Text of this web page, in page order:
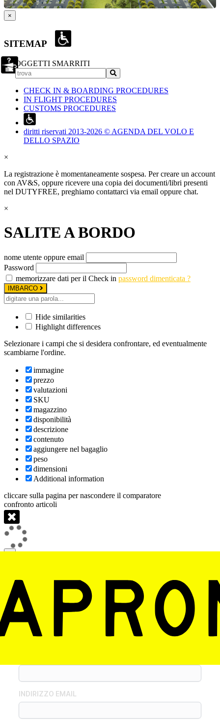
×
SITEMAP
OGGETTI SMARRITI
CHECK IN & BOARDING PROCEDURES
IN FLIGHT PROCEDURES
CUSTOMS PROCEDURES
diritti riservati 2013-2026 © AGENDA DEL VOLO E
DELLO SPAZIO
×
La registrazione è momentaneamente sospesa. Per creare un account
con AV&S, oppure ricevere una copia dei documenti/libri presenti
nel DUTYFREE, preghiamo contattarci via email oppure chat.
×
SALITE A BORDO
nome utente oppure email
Password
memorizzare dati per il Check in password dimenticata ?
IMBARCO
Hide similarities
Highlight differences
Selezionare i campi che si desidera confrontare, ed eventualmente
scambiarne l'ordine.
immagine
prezzo
valutazioni
SKU
magazzino
disponibilità
descrizione
contenuto
aggiungere nel bagaglio
peso
dimensioni
Additional information
cliccare sulla pagina per nascondere il comparatore
confronto articoli
×
GESTIONALE